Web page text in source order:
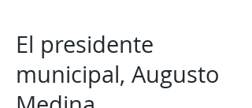
El presidente
municipal, Augusto